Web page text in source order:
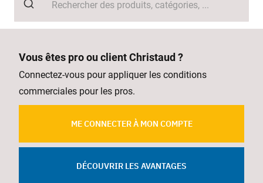
Vous êtes pro ou client Christaud ?
Connectez-vous pour appliquer les conditions
commerciales pour les pros.
ME CONNECTER À MON COMPTE
DÉCOUVRIR LES AVANTAGES